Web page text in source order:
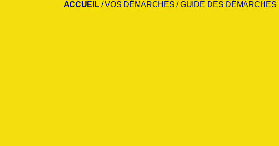
ACCUEIL /VOS DÉMARCHES /GUIDE DES DÉMARCHES